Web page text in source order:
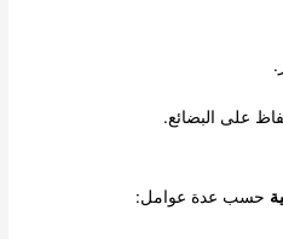
على البضائع.
حسب عدة عوامل: